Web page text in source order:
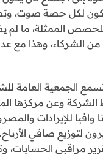
لكل حصة صوت،
للحصص الممثلة، ما
من الشركاء، وهذا مع
الجمعية العامة
الشركة وعن مركزها
وافيا للإيرادات
لتوزيع صافي
مراقبي الحسابات،